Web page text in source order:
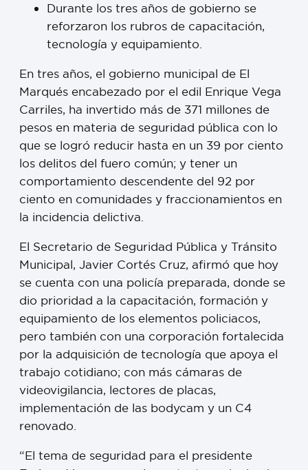
Durante los tres años de gobierno se
reforzaron los rubros de capacitación,
tecnología y equipamiento.
En tres años, el gobierno municipal de El
Marqués encabezado por el edil Enrique Vega
Carriles, ha invertido más de 371 millones de
pesos en materia de seguridad pública con lo
que se logró reducir hasta en un 39 por ciento
los delitos del fuero común; y tener un
comportamiento descendente del 92 por
ciento en comunidades y fraccionamientos en
la incidencia delictiva.
El Secretario de Seguridad Pública y Tránsito
Municipal, Javier Cortés Cruz, afirmó que hoy
se cuenta con una policía preparada, donde se
dio prioridad a la capacitación, formación y
equipamiento de los elementos policiacos,
pero también con una corporación fortalecida
por la adquisición de tecnología que apoya el
trabajo cotidiano; con más cámaras de
videovigilancia, lectores de placas,
implementación de las bodycam y un C4
renovado.
“El tema de seguridad para el presidente